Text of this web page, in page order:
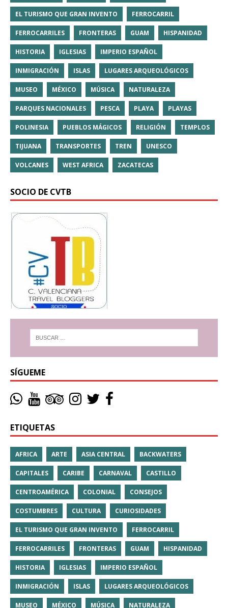
EL TURISMO QUE GRAN INVENTO FERROCARRIL
FERROCARRILES FRONTERAS GUAM HISPANIDAD
HISTORIA IGLESIAS IMPERIO ESPAÑOL
INMIGRACIÓN ISLAS LUGARES ARQUEOLÓGICOS
MUSEO MÉXICO MÚSICA NATURALEZA
PARQUES NACIONALES PESCA PLAYA PLAYAS
POLINESIA PUEBLOS MÁGICOS RELIGIÓN TEMPLOS
TIJUANA TRANSPORTES TREN UNESCO
VOLCANES WEST AFRICA ZACATECAS
SOCIO DE CVTB
SÍGUEME
ETIQUETAS
AFRICA ARTE ASIA CENTRAL BACKWATERS
CAPITALES CARIBE CARNAVAL CASTILLO
CENTROAMÉRICA COLONIAL CONSEJOS
COSTUMBRES CULTURA CURIOSIDADES
EL TURISMO QUE GRAN INVENTO FERROCARRIL
FERROCARRILES FRONTERAS GUAM HISPANIDAD
HISTORIA IGLESIAS IMPERIO ESPAÑOL
INMIGRACIÓN ISLAS LUGARES ARQUEOLÓGICOS
MUSEO MÉXICO MÚSICA NATURALEZA